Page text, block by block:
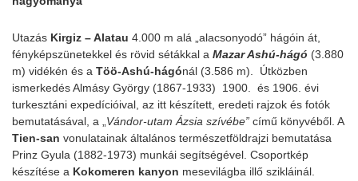
Utazás Kirgiz – Alatau 4.000 m alá „alacsonyodó” hágóin át,
fényképszünetekkel és rövid sétákkal a Mazar Ashú-hágó (3.880
m) vidékén és a Töö-Ashú-hágónál (3.586 m). Útközben
ismerkedés Almásy György (1867-1933) 1900. és 1906. évi
turkesztáni expedícióival, az itt készített, eredeti rajzok és fotók
bemutatásával, a „ Vándor-utam Ázsia szívébe” című könyvéből. A
Tien-san vonulatainak általános természetföldrajzi bemutatása
Prinz Gyula (1882-1973) munkái segítségével. Csoportkép
készítése a Kokomeren kanyon mesevilágba illő szikláinál.